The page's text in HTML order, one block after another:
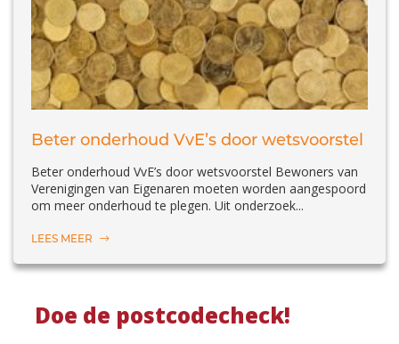
Beter onderhoud VvE’s door wetsvoorstel
Beter onderhoud VvE’s door wetsvoorstel Bewoners van
Verenigingen van Eigenaren moeten worden aangespoord
om meer onderhoud te plegen. Uit onderzoek...
LEES MEER
Doe de postcodecheck!